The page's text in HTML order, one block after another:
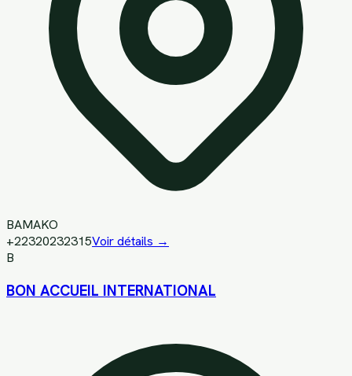
BAMAKO
+22320232315Voir détails →
B
BON ACCUEIL INTERNATIONAL